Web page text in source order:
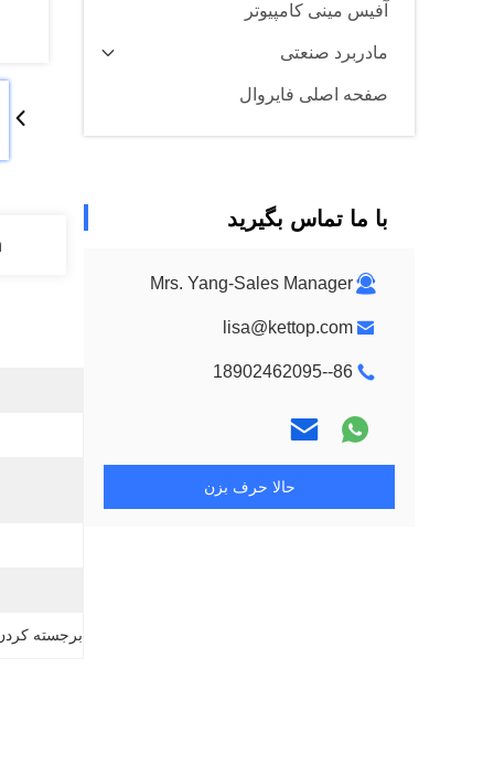
آفیس مینی کامپیوتر
مادربرد صنعتی
صفحه اصلی فایروال
با ما تماس بگیرید
Mrs. Yang-Sales Manager
lisa@kettop.com
86--18902462095
حالا حرف بزن
برجسته